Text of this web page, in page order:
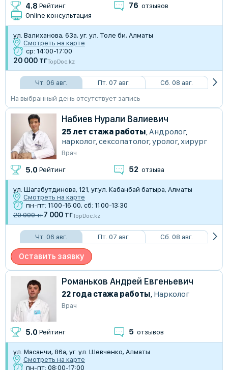
4.8 Рейтинг 76 отзывов
Online консультация
ул. Валиханова, 63а, уг. ул. Толе би, Алматы
Смотреть на карте
ср: 14:00-17:00
20 000 тгTopDoc.kz
Чт. 06 авг. Пт. 07 авг.
Сб. 08 авг.
На выбранный день отсутствует запись
Набиев Нурали Валиевич
25 лет стажа работы,Андролог,
нарколог,сексопатолог,уролог,хирург
Врач
5.0 Рейтинг 52 отзыва
​ул. Шагабутдинова, 121, уг.ул. ​Кабанбай батыра, Алматы
Смотреть на карте
пн-пт: 11:00-16:00, сб: 11:00-13:30
20 000 тг7 000 тгTopDoc.kz
Чт. 06 авг. Пт. 07 авг. Сб. 08 авг.
Оставить заявку
Романьков Андрей Евгеньевич
22 года стажа работы, Нарколог
Врач
5.0 Рейтинг 5 отзывов
ул. Масанчи, 86a, уг. ул. Шевченко, Алматы
Смотреть на карте
пн-пт: 08:00-17:00